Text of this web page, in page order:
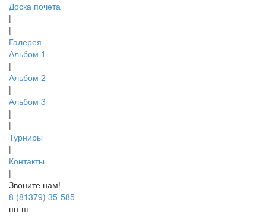
Доска почета
|
|
Галерея
Альбом 1
|
Альбом 2
|
Альбом 3
|
|
Турниры
|
Контакты
|
Звоните нам!
8 (81379) 35-585
пн-пт